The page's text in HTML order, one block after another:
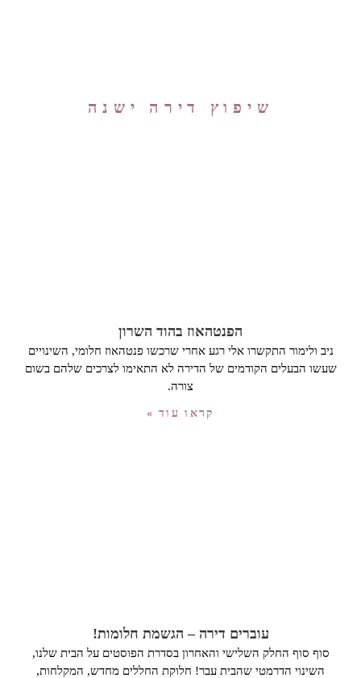
שיפוץ דירה ישנה
הפנטהאוז בהוד השרון
ניב ולימור התקשרו אלי רגע אחרי שרכשו פנטהאוז חלומי, השינויים
שעשו הבעלים הקודמים של הדירה לא התאימו לצרכים שלהם בשום
צורה.
קראו עוד »
עוברים דירה – הגשמת חלומות!
סוף סוף החלק השלישי והאחרון בסדרת הפוסטים על הבית שלנו,
השינוי הדרמטי שהבית עבר! חלוקת החללים מחדש, המקלחות,